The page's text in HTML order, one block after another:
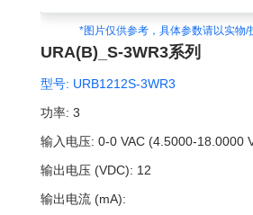
*图片仅供参考，具体参数请以实物/
URA(B)_S-3WR3系列
型号: URB1212S-3WR3
功率: 3
输入电压: 0-0 VAC (4.5000-18.0000
输出电压 (VDC): 12
输出电流 (mA):